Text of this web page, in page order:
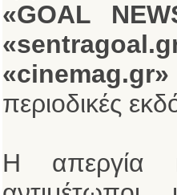
«GOAL
«cinemag.gr»
περιοδικές
Η απεργία